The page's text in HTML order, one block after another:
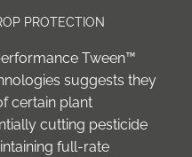
PROTECTION
Tween™
suggests they
certain plant
cutting pesticide
full-rate